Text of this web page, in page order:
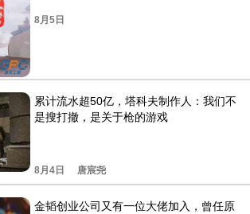
8月5日
累计流水超50亿，塔科夫制作人：我们不
是搜打撤，是关于枪的游戏
8月4日 唐宸尧
金韬创业公司又有一位大佬加入，曾任原